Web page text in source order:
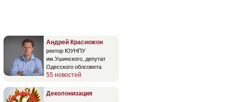
Андрей Красножон
ректор ЮУНПУ
им.Ушинского, депутат
Одесского облсовета
55 новостей
Деколонизация